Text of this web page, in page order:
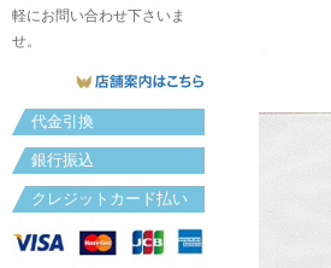
軽にお問い合わせ下さいま
せ。
代金引換
銀行振込
クレジットカード払い